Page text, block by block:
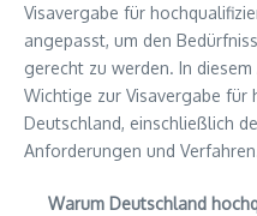
Visavergabe für
angepasst, um den
gerecht zu werden. In
Wichtige zur Visavergabe für
Deutschland, einschließlich
Anforderungen und
Warum Deutschland